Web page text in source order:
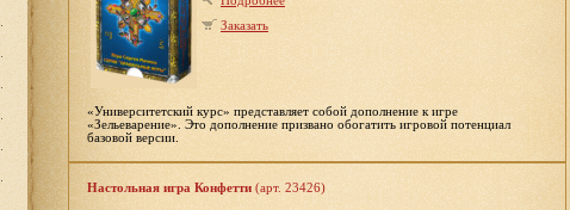
Заказать
«Университетский курс» представляет собой дополнение к игре
«Зельеварение». Это дополнение призвано обогатить игровой потенциал
базовой версии.
Настольная игра Конфетти (арт. 23426)